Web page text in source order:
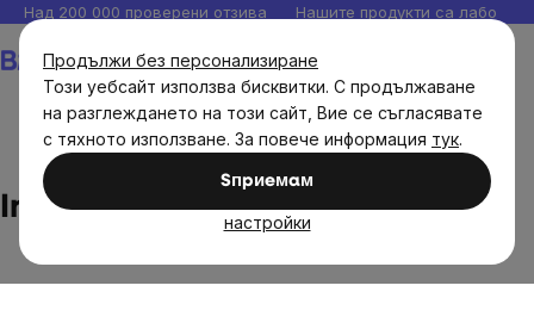
Продължи без персонализиране
Този уебсайт използва бисквитки. С продължаване
на разглеждането на този сайт, Вие се съгласявате
с тяхното използване. За повече информация тук.
Sпpиeмaм
настройки
Прескочи
към
съдържанието
Над 200 000 проверени отзива Нашите продукти са
Incognito